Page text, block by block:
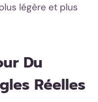
légère et plus
Du
Réelles